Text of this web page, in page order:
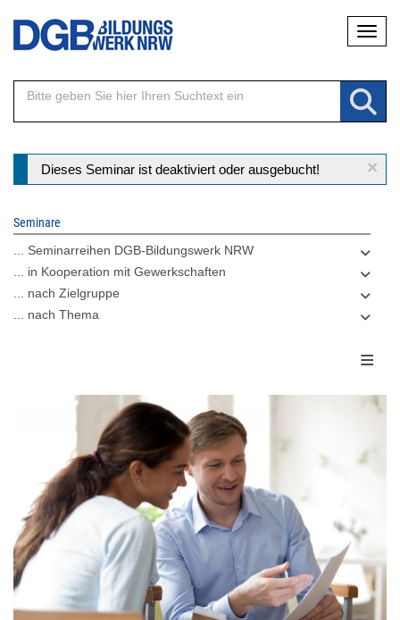
Direkt
Inhalt
×
Statusmeldung
Dieses Seminar ist deaktiviert oder ausgebucht!
Seminare
... Seminarreihen DGB-Bildungswerk NRW
... in Kooperation mit Gewerkschaften
... nach Zielgruppe
... nach Thema